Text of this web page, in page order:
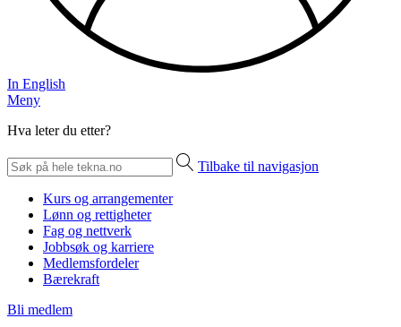
In English
Meny
Hva leter du etter?
Tilbake til navigasjon
Kurs og arrangementer
Lønn og rettigheter
Fag og nettverk
Jobbsøk og karriere
Medlemsfordeler
Bærekraft
Bli medlem